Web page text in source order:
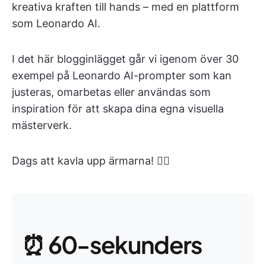
kreativa kraften till hands – med en plattform
som Leonardo AI.
I det här blogginlägget går vi igenom över 30
exempel på Leonardo AI-prompter som kan
justeras, omarbetas eller användas som
inspiration för att skapa dina egna visuella
mästerverk.
Dags att kavla upp ärmarna! 💁‍♀️
⏰ 60-sekunders